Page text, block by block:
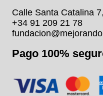
Calle Santa Catalina
+34 91 209 21 78
Pago 100%